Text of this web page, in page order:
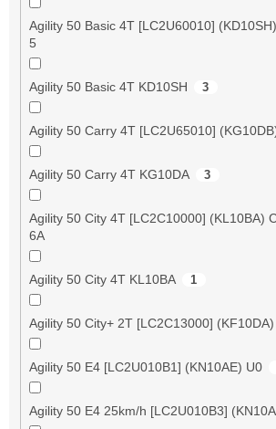
Agility 50 Basic 4T [LC2U60010]
5
Agility 50 Basic 4T KD10SH 3
Agility 50 Carry 4T [LC2U65010]
Agility 50 Carry 4T KG10DA 3
Agility 50 City 4T [LC2C10000] (KL10BA)
6A
Agility 50 City 4T KL10BA 1
Agility 50 City+ 2T [LC2C13000]
Agility 50 E4 [LC2U010B1] (KN10AE) U0
Agility 50 E4 25km/h [LC2U010B3]